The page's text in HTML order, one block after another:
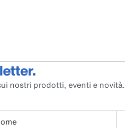
nostri prodotti, eventi e novità.